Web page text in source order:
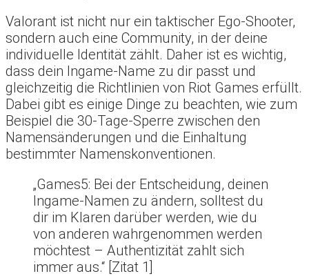
Valorant ist nicht nur ein taktischer Ego-Shooter,
sondern auch eine Community, in der deine
individuelle Identität zählt. Daher ist es wichtig,
dass dein Ingame-Name zu dir passt und
gleichzeitig die Richtlinien von Riot Games erfüllt.
Dabei gibt es einige Dinge zu beachten, wie zum
Beispiel die 30-Tage-Sperre zwischen den
Namensänderungen und die Einhaltung
bestimmter Namenskonventionen.
„Games5: Bei der Entscheidung, deinen
Ingame-Namen zu ändern, solltest du
dir im Klaren darüber werden, wie du
von anderen wahrgenommen werden
möchtest – Authentizität zahlt sich
immer aus.“ [Zitat 1]